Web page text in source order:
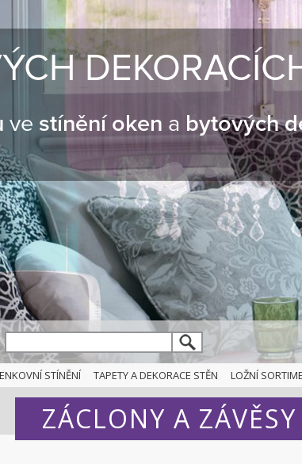
ve stínění oken a bytových
STÍNĚNÍ TAPETY A DEKORACE STĚN LOŽNÍ
ZÁCLONY A ZÁVĚSY